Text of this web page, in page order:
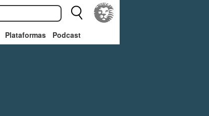
Plataformas Podcast